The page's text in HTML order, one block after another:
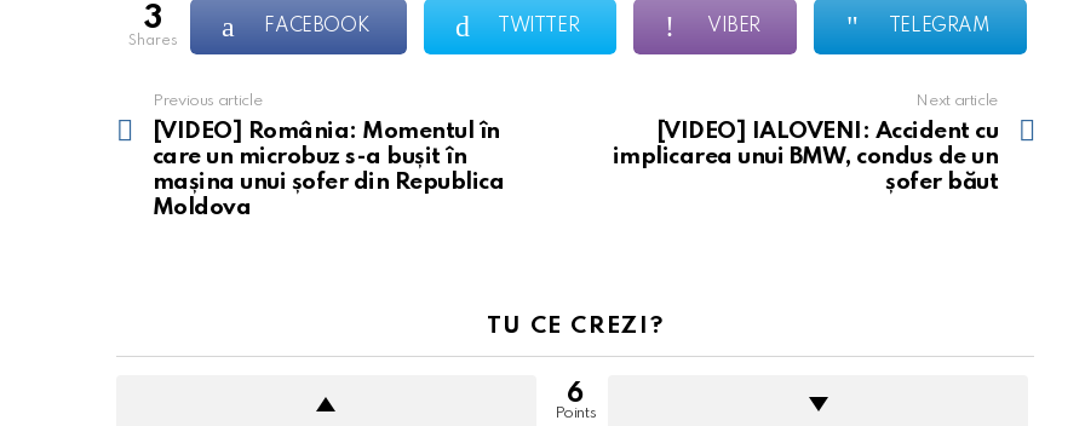
3
shares
FACEBOOK TWITTER VIBER TELEGRAM
more
Previous article
[VIDEO] România: Momentul în
care un microbuz s-a bușit în
mașina unui șofer din Republica
Moldova
Next article
[VIDEO] IALOVENI: Accident cu
implicarea unui BMW, condus de un
șofer băut
TU CE CREZI?
6
Points